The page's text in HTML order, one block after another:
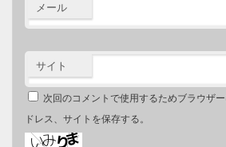
メール
サイト
次回のコメントで使用するためブラウザ
ドレス、サイトを保存する。